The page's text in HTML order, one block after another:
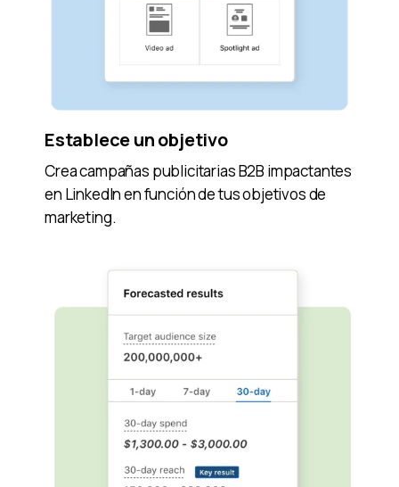
Establece un objetivo
Crea campañas publicitarias B2B impactantes
en LinkedIn en función de tus objetivos de
marketing.